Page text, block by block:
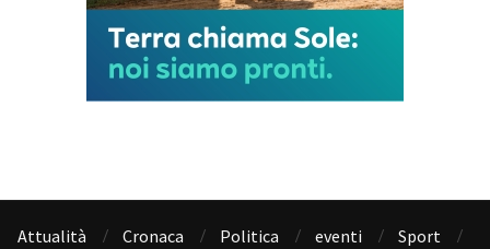
Attualità Cronaca Politica eventi
Sport